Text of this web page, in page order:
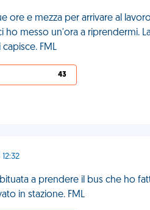
ore e mezza per arrivare al
ho messo un'ora a riprendermi.
FML
43
a prendere il bus che ho
in stazione. FML